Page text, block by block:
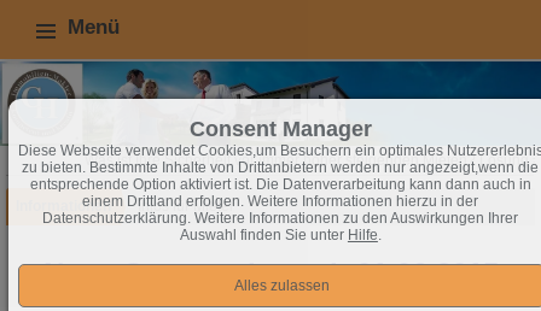
Menü
Was ist Ihre Sicherheit vor immer höher steigenden Mieten? Lösung =
Informationen Infos für Mieter
Neue Gesetzeslage ab 01.06.2015
Consent Manager
Diese Webseite verwendet Cookies,um Besuchern ein optimales
zu bieten. Bestimmte Inhalte von Drittanbietern werden nur angezeigt,wenn die
entsprechende Option aktiviert ist. Die Datenverarbeitung kann dann auch in
einem Drittland erfolgen. Weitere Informationen hierzu in der
Datenschutzerklärung. Weitere Informationen zu den Auswirkungen Ihrer
Auswahl finden Sie unter Hilfe.